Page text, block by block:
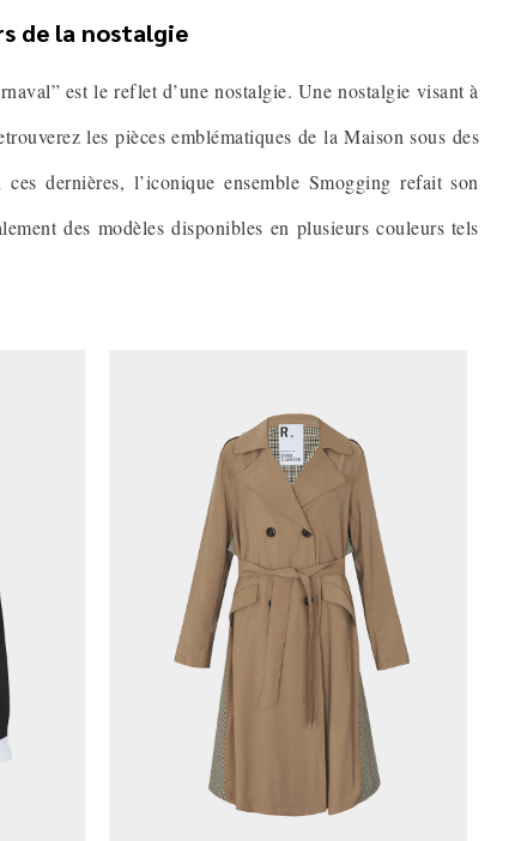
de la nostalgie
est le reflet d’une nostalgie. Une nostalgie visant à
les pièces emblématiques de la Maison sous des
dernières, l’iconique ensemble Smogging refait son
des modèles disponibles en plusieurs couleurs tels